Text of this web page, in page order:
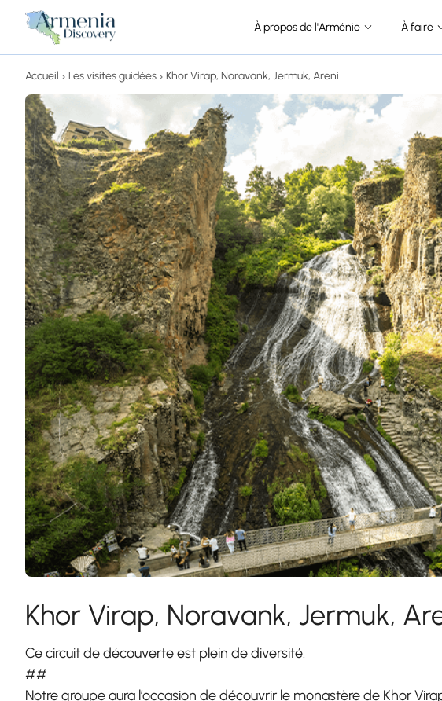
À propos de l'Arménie À faire
Accueil Les visites guidées Khor Virap, Noravank, Jermuk, Areni
Khor Virap, Noravank, Jermuk,
Ce circuit de découverte est plein de diversité.
##
Notre groupe aura l’occasion de découvrir le monastère de Khor